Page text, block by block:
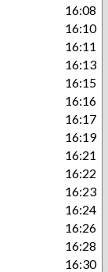
16:08
16:10
16:11
16:13
16:15
16:16
16:17
16:19
16:21
16:22
16:23
16:24
16:26
16:28
16:30